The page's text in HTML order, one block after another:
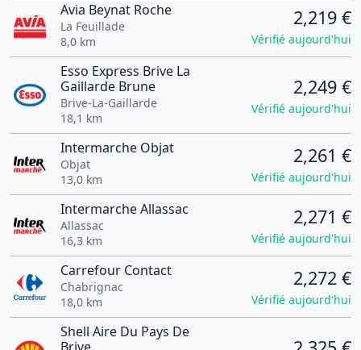
Avia Beynat Roche
La Feuillade
8,0 km
2,219 €
Vérifié aujourd'hui
Esso Express Brive La
Gaillarde Brune
Brive-La-Gaillarde
18,1 km
2,249 €
Vérifié aujourd'hui
Intermarche Objat
Objat
13,0 km
2,261 €
Vérifié aujourd'hui
Intermarche Allassac
Allassac
16,3 km
2,271 €
Vérifié aujourd'hui
Carrefour Contact
Chabrignac
18,0 km
2,272 €
Vérifié aujourd'hui
Shell Aire Du Pays De